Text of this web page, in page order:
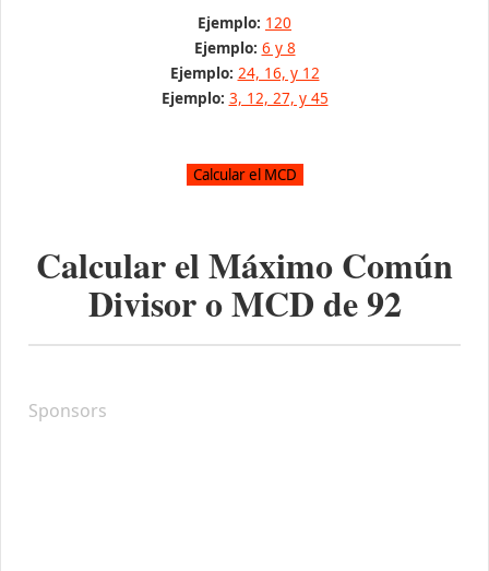
Ejemplo: 120
Ejemplo: 6 y 8
Ejemplo: 24, 16, y 12
Ejemplo: 3, 12, 27, y 45
Calcular el Máximo Común
Divisor o MCD de92
Sponsors